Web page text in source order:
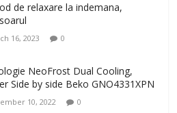
de relaxare la indemana,
16, 2023 0
NeoFrost Dual Cooling,
Side by side Beko GNO4331XPN
10, 2022 0